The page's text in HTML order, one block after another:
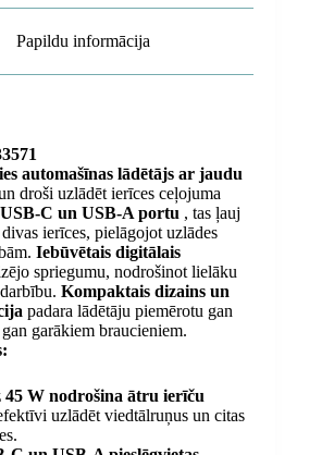
Papildu informācija
automašīnas lādētājs ar jaudu
droši uzlādēt ierīces ceļojuma
C un USB-A portu , tas ļauj
ierīces, pielāgojot uzlādes
Iebūvētais digitālais
spriegumu, nodrošinot lielāku
Kompaktais dizains un
padara lādētāju piemērotu gan
garākiem braucieniem.
45 W nodrošina ātru ierīču
uzlādēt viedtālruņus un citas